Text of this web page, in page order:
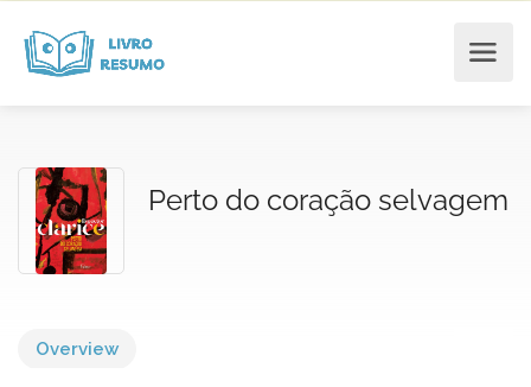
Perto do coração selvagem
Overview